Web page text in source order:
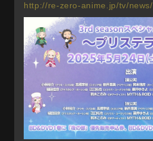
http://re-zero-anime.jp/tv/news/